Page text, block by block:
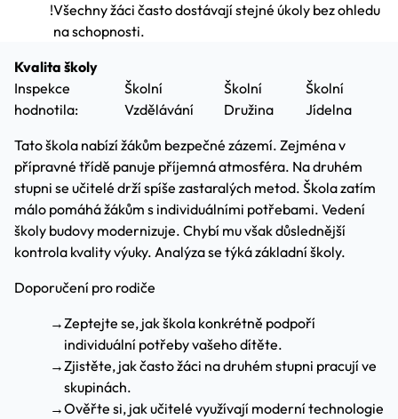
!Všechny žáci často dostávají stejné úkoly bez ohledu
na schopnosti.
Kvalita školy
Inspekce
hodnotila:
Školní
Vzdělávání
Školní
Družina
Školní
Jídelna
Tato škola nabízí žákům bezpečné zázemí. Zejména v
přípravné třídě panuje příjemná atmosféra. Na druhém
stupni se učitelé drží spíše zastaralých metod. Škola zatím
málo pomáhá žákům s individuálními potřebami. Vedení
školy budovy modernizuje. Chybí mu však důslednější
kontrola kvality výuky. Analýza se týká základní školy.
Doporučení pro rodiče
→Zeptejte se, jak škola konkrétně podpoří
individuální potřeby vašeho dítěte.
→Zjistěte, jak často žáci na druhém stupni pracují ve
skupinách.
→Ověřte si, jak učitelé využívají moderní technologie